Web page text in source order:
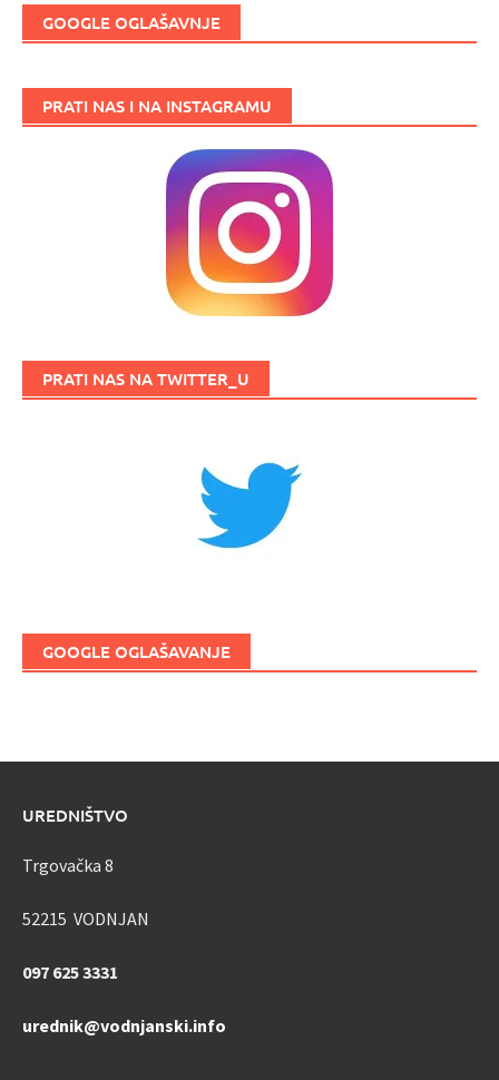
GOOGLE OGLAŠAVNJE
PRATI NAS I NA INSTAGRAMU
PRATI NAS NA TWITTER_U
GOOGLE OGLAŠAVANJE
UREDNIŠTVO
Trgovačka 8
52215 VODNJAN
097 625 3331
urednik@vodnjanski.info